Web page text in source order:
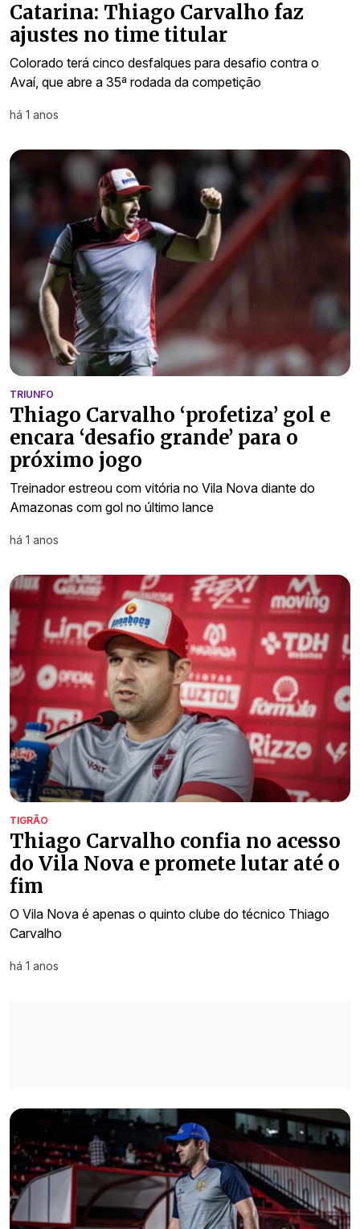
Catarina: Thiago Carvalho faz
ajustes no time titular
Colorado terá cinco desfalques para desafio contra o
Avaí, que abre a 35ª rodada da competição
há 1 anos
TRIUNFO
Thiago Carvalho ‘profetiza’ gol e
encara ‘desafio grande’ para o
próximo jogo
Treinador estreou com vitória no Vila Nova diante do
Amazonas com gol no último lance
há 1 anos
TIGRÃO
Thiago Carvalho confia no acesso
do Vila Nova e promete lutar até o
fim
O Vila Nova é apenas o quinto clube do técnico Thiago
Carvalho
há 1 anos